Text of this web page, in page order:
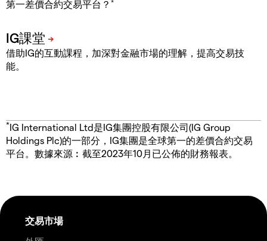
第一差價合約交易平台？ *
借助IG的互動課程，加深對金融市場的理解，提高交易技
能。
*IG International Ltd是IG集團控股有限公司(IG Group
Holdings Plc)的一部分，IG集團是全球第一的差價合約交易
平台。數據來源︰截至2023年10月已公佈的財務報表。
交易市場